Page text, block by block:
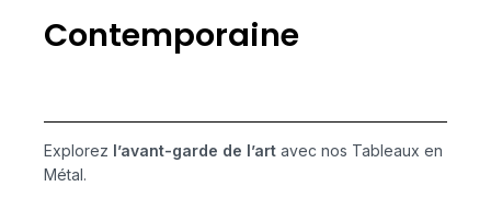
Contemporaine
Explorez l’avant-garde de l’art avec nos Tableaux en
Métal.